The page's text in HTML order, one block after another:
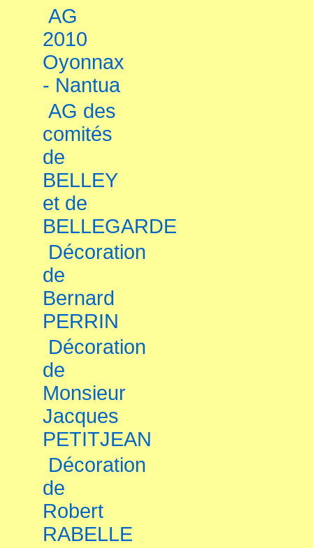
AG
2010
Oyonnax
- Nantua
AG des
comités
de
BELLEY
et de
BELLEGARDE
Décoration
de
Bernard
PERRIN
Décoration
de
Monsieur
Jacques
PETITJEAN
Décoration
de
Robert
RABELLE